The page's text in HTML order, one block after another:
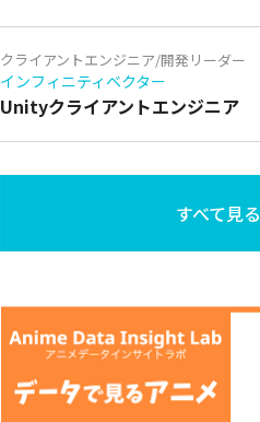
クライアントエンジニア/開発リーダー
インフィニティベクター
Unityクライアントエンジニア
すべて見る